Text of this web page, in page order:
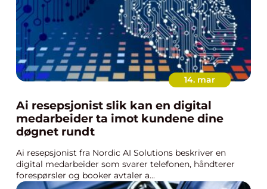
14. mar
Ai resepsjonist slik kan en digital
medarbeider ta imot kundene dine
døgnet rundt
Ai resepsjonist fra Nordic AI Solutions beskriver en
digital medarbeider som svarer telefonen, håndterer
forespørsler og booker avtaler a...